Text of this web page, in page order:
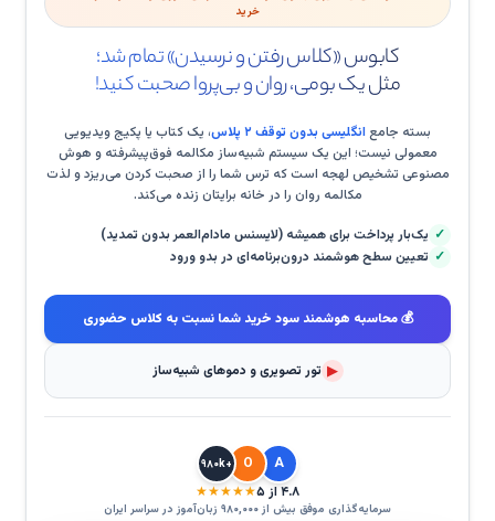
خرید
کابوس «کلاس رفتن و نرسیدن» تمام شد؛
مثل یک بومی، روان و بی‌پروا صحبت کنید!
بسته جامعانگلیسی بدون توقف ۲ پلاس
، یک کتاب یا پکیج ویدیویی
معمولی نیست؛ این یک سیستم شبیه‌ساز مکالمه فوق‌پیشرفته و هوش
مصنوعی تشخیص لهجه است که ترس شما را از صحبت کردن می‌ریزد و لذت
مکالمه روان را در خانه برایتان زنده می‌کند.
✓ یک‌بار پرداخت برای همیشه (لایسنس مادام‌العمر بدون تمدید)
✓ تعیین سطح هوشمند درون‌برنامه‌ای در بدو ورود
💰 محاسبه هوشمند سود خرید شما نسبت به کلاس حضوری
▶ تور تصویری و دموهای شبیه‌ساز
A
O +۹۸۰k
۴.۸ از ۵ ★★★★★
سرمایه‌گذاری موفق بیش از ۹۸۰,۰۰۰ زبان‌آموز در سراسر ایران